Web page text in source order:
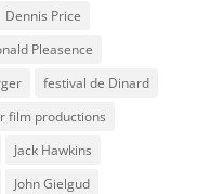
Dennis Price
Pleasence
festival de Dinard
film productions
Jack Hawkins
John Gielgud